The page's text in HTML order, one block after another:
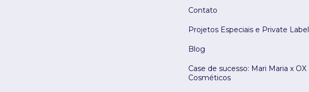
Contato
Projetos Especiais e Private Label
Blog
Case de sucesso: Mari Maria x OX
Cosméticos